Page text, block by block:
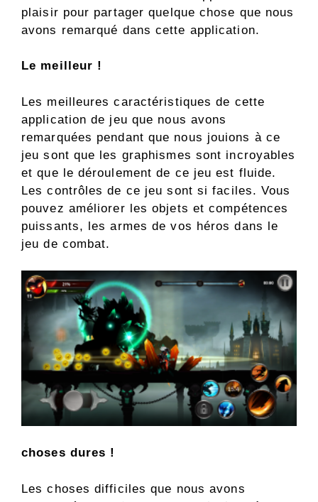
plaisir pour partager quelque chose que nous
avons remarqué dans cette application.
Le meilleur !
Les meilleures caractéristiques de cette
application de jeu que nous avons
remarquées pendant que nous jouions à ce
jeu sont que les graphismes sont incroyables
et que le déroulement de ce jeu est fluide.
Les contrôles de ce jeu sont si faciles. Vous
pouvez améliorer les objets et compétences
puissants, les armes de vos héros dans le
jeu de combat.
choses dures !
Les choses difficiles que nous avons